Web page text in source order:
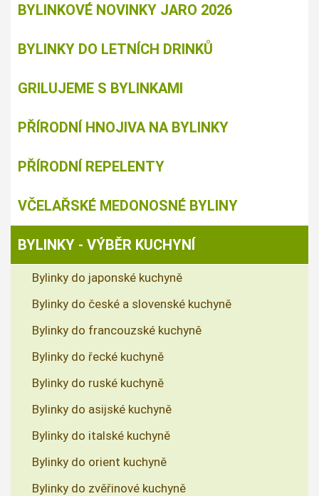
BYLINKOVÉ NOVINKY JARO 2026
BYLINKY DO LETNÍCH DRINKŮ
GRILUJEME S BYLINKAMI
PŘÍRODNÍ HNOJIVA NA BYLINKY
PŘÍRODNÍ REPELENTY
VČELAŘSKÉ MEDONOSNÉ BYLINY
BYLINKY - VÝBĚR KUCHYNÍ
Bylinky do japonské kuchyně
Bylinky do české a slovenské kuchyně
Bylinky do francouzské kuchyně
Bylinky do řecké kuchyně
Bylinky do ruské kuchyně
Bylinky do asijské kuchyně
Bylinky do italské kuchyně
Bylinky do orient kuchyně
Bylinky do zvěřinové kuchyně